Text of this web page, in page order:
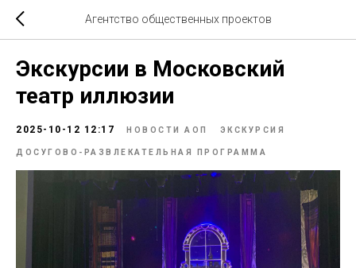
Агентство общественных проектов
Экскурсии в Московский
театр иллюзии
2025-10-12 12:17 НОВОСТИ АОП ЭКСКУРСИЯ
ДОСУГОВО-РАЗВЛЕКАТЕЛЬНАЯ ПРОГРАММА